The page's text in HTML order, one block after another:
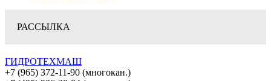
РАССЫЛКА
ГИДРОТЕХМАШ
+7 (965) 372-11-90 (многокан.)